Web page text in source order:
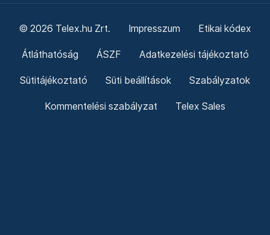
© 2026 Telex.hu Zrt. Impresszum Etikai kódex
Átláthatóság ÁSZF Adatkezelési tájékoztató
Sütitájékoztató Süti beállítások Szabályzatok
Kommentelési szabályzat Telex Sales